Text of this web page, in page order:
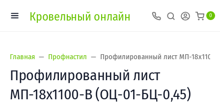
Кровельный онлайн 0
Главная Профнастил Профилированный лист МП-
Профилированный лист
МП-18х1100-B (ОЦ-01-БЦ-0,45)